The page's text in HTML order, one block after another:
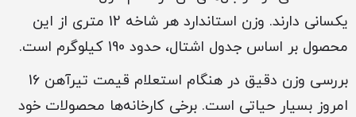
یکسانی دارند. وزن استاندارد هر شاخه 12 متری از این
محصول بر اساس جدول اشتال، حدود 190 کیلوگرم است.
بررسی وزن دقیق در هنگام استعلام قیمت تیرآهن 16
امروز بسیار حیاتی است. برخی کارخانه‌ها محصولات خود